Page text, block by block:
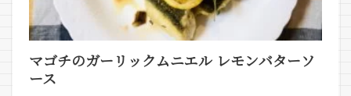
マゴチのガーリックムニエル レモンバターソ
ース